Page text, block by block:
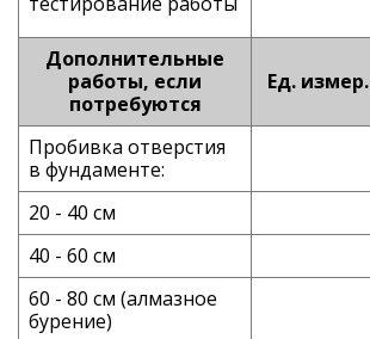
Дополнительные
работы, если
потребуются
Ед. измер.
Пробивка отверстия
в фундаменте:
20 - 40 см
40 - 60 см
60 - 80 см (алмазное
бурение)